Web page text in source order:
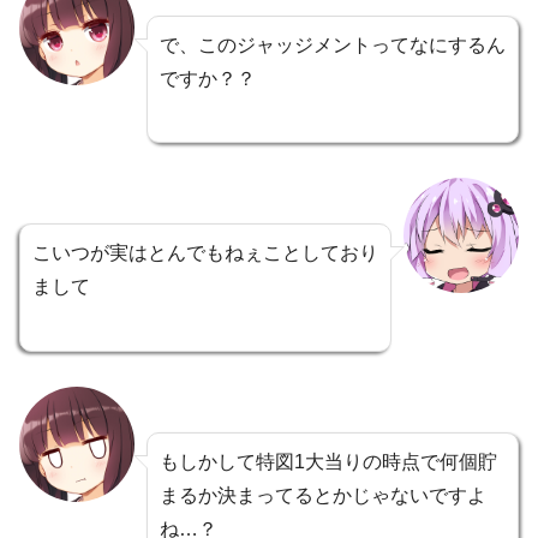
で、このジャッジメントってなにするん
ですか？？
こいつが実はとんでもねぇことしており
まして
もしかして特図1大当りの時点で何個貯
まるか決まってるとかじゃないですよ
ね…？